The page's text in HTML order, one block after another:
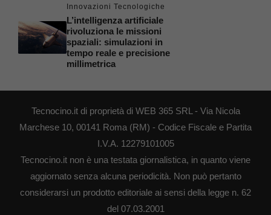
Innovazioni Tecnologiche
L’intelligenza artificiale
rivoluziona le missioni
spaziali: simulazioni in
tempo reale e precisione
millimetrica
Tecnocino.it di proprietà di WEB 365 SRL - Via Nicola
Marchese 10, 00141 Roma (RM) - Codice Fiscale e Partita
I.V.A. 12279101005
Tecnocino.it non è una testata giornalistica, in quanto viene
aggiornato senza alcuna periodicità. Non può pertanto
considerarsi un prodotto editoriale ai sensi della legge n. 62
del 07.03.2001